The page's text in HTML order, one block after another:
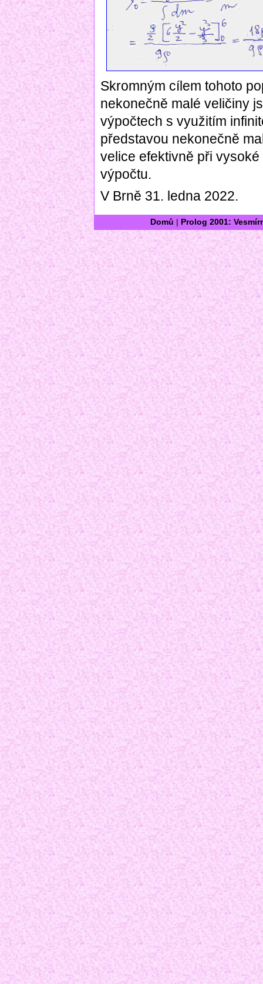
Skromným cílem tohoto
nekonečně malé veličiny
výpočtech s využitím
představou nekonečně
velice efektivně při
výpočtu.
V Brně 31. ledna 2022.
Domů Prolog 2001: